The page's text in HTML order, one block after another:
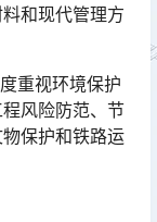
和现代管理方
重视环境保护
风险防范、节
保护和铁路运